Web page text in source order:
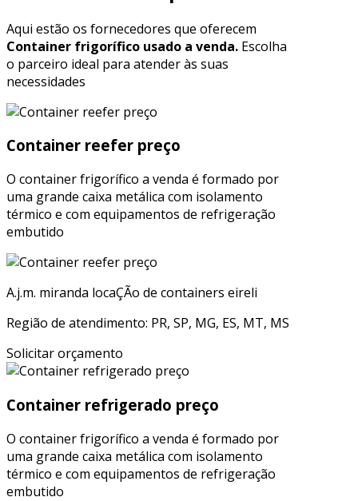
Aqui estão os fornecedores que oferecem
Container frigorífico usado a venda. Escolha
o parceiro ideal para atender às suas
necessidades
Container reefer preço
O container frigorífico a venda é formado por
uma grande caixa metálica com isolamento
térmico e com equipamentos de refrigeração
embutido
A.j.m. miranda locaÇÃo de containers eireli
Região de atendimento: PR, SP, MG, ES, MT, MS
Solicitar orçamento
Container refrigerado preço
O container frigorífico a venda é formado por
uma grande caixa metálica com isolamento
térmico e com equipamentos de refrigeração
embutido